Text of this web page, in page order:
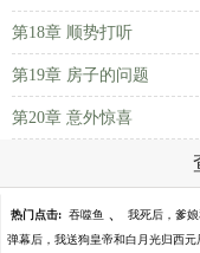
第18章 顺势打听
第19章 房子的问题
第20章 意外惊喜
热门点击: 吞噬鱼 、 我死后，爹
弹幕后，我送狗皇帝和白月光归西元